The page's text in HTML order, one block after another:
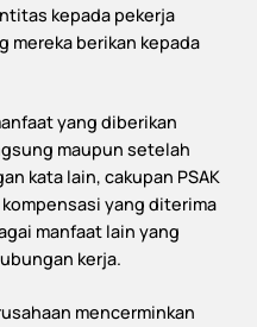
kepada pekerja
mereka berikan kepada
yang diberikan
maupun setelah
kata lain, cakupan PSAK
yang diterima
manfaat lain yang
kerja.
mencerminkan